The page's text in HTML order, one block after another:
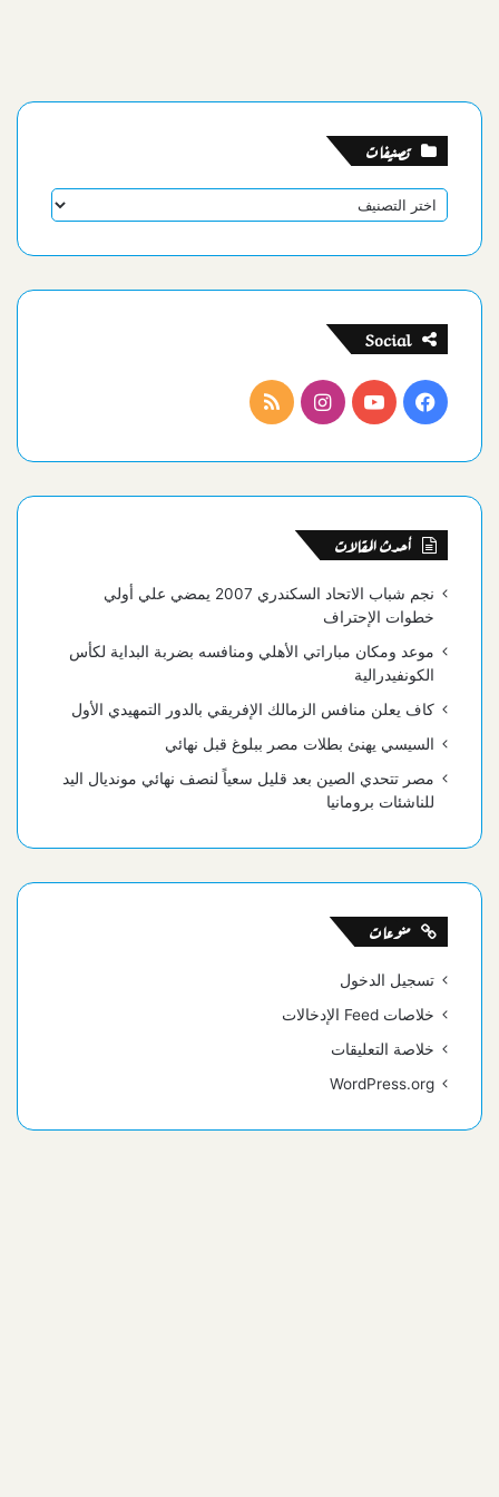
تصنيفات
تصنيفات
Social
فيسبوكيوتيوبانستقرامملخص
أحدث المقالات
نجم شباب الاتحاد السكندري 2007 يمضي علي أولي
خطوات الإحتراف
موعد ومكان مباراتي الأهلي ومنافسه بضربة البداية لكأس
الكونفيدرالية
كاف يعلن منافس الزمالك الإفريقي بالدور التمهيدي الأول
السيسي يهنئ بطلات مصر ببلوغ قبل نهائي
مصر تتحدي الصين بعد قليل سعياً لنصف نهائي مونديال اليد
للناشئات برومانيا
منوعات
تسجيل الدخول
خلاصات Feed الإدخالات
خلاصة التعليقات
WordPress.org